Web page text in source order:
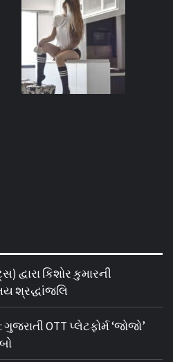
દ્વારા કિશોર કુમારની
શ્રદ્ધાંજલિ
OTT પ્લેટફોર્મ ‘જોજો’